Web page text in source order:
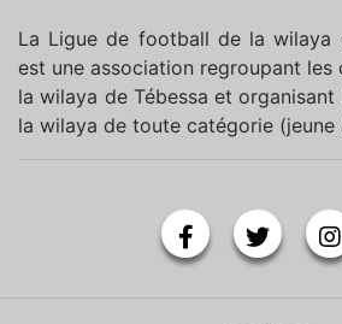
La Ligue de football de la wilaya
est une association regroupant
la wilaya de Tébessa et
la wilaya de toute catégorie (jeune